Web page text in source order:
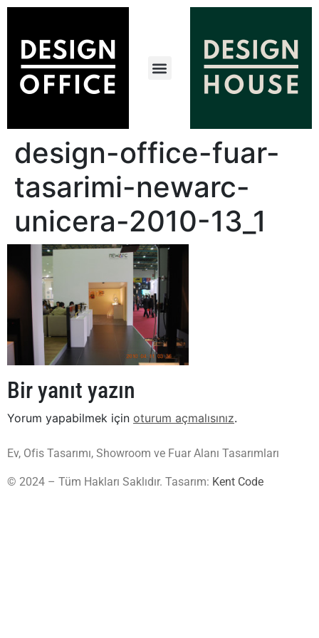
design-office-fuar-
tasarimi-newarc-
unicera-2010-13_1
Bir yanıt yazın
Yorum yapabilmek için oturum açmalısınız.
Ev, Ofis Tasarımı, Showroom ve Fuar Alanı Tasarımları
© 2024 – Tüm Hakları Saklıdır. Tasarım: Kent Code